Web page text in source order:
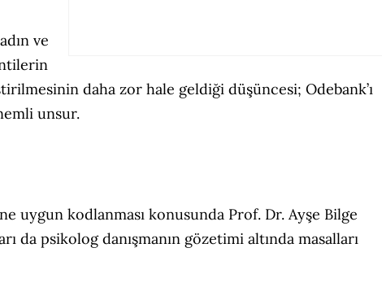
ve
daha zor hale geldiği düşüncesi; Odebank’ı
unsur.
uygun kodlanması konusunda Prof. Dr. Ayşe Bilge
da psikolog danışmanın gözetimi altında masalları